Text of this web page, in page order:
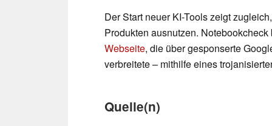
Der Start neuer KI-Tools zeigt
Produkten ausnutzen.
Webseite, die über gesponserte
verbreitete – mithilfe eines
Quelle(n)